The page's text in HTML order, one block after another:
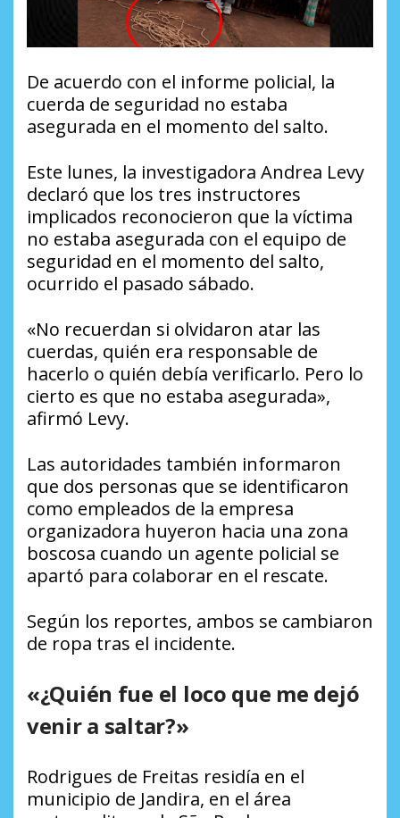
De acuerdo con el informe policial, la
cuerda de seguridad no estaba
asegurada en el momento del salto.
Este lunes, la investigadora Andrea Levy
declaró que los tres instructores
implicados reconocieron que la víctima
no estaba asegurada con el equipo de
seguridad en el momento del salto,
ocurrido el pasado sábado.
«No recuerdan si olvidaron atar las
cuerdas, quién era responsable de
hacerlo o quién debía verificarlo. Pero lo
cierto es que no estaba asegurada»,
afirmó Levy.
Las autoridades también informaron
que dos personas que se identificaron
como empleados de la empresa
organizadora huyeron hacia una zona
boscosa cuando un agente policial se
apartó para colaborar en el rescate.
Según los reportes, ambos se cambiaron
de ropa tras el incidente.
«¿Quién fue el loco que me dejó
venir a saltar?»
Rodrigues de Freitas residía en el
municipio de Jandira, en el área